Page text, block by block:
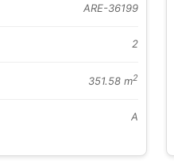
ARE-36199
2
351.58 m2
A